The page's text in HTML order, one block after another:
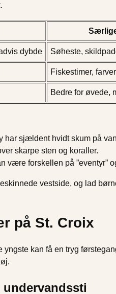
dybde Søheste,
Fiskestimer,
Bedre for øvede,
har sjældent hvidt skum på
skarpe sten og koraller.
være forskellen på ”eventyr”
vestside, og lad
på St. Croix
kan få en tryg
undervandssti